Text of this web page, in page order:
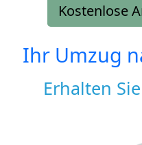
Kostenlose
Ihr Umzug
Erhalten